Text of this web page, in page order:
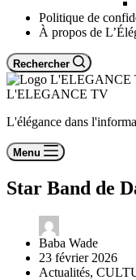
Politique de
À propos de
Rechercher
L'ELEGANCE TV
L'élégance dans
Menu
Star Band de
Baba Wade
23 février 2026
Actualités,